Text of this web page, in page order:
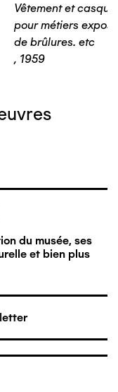
Vêtement et
pour métiers
de brûlures. etc
, 1959
du musée, ses
et bien plus